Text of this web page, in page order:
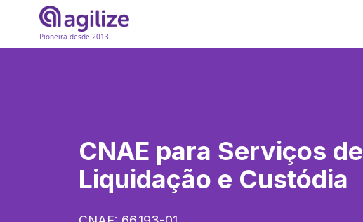
Pioneira desde 2013
CNAE para Serviços de
Liquidação e Custódia